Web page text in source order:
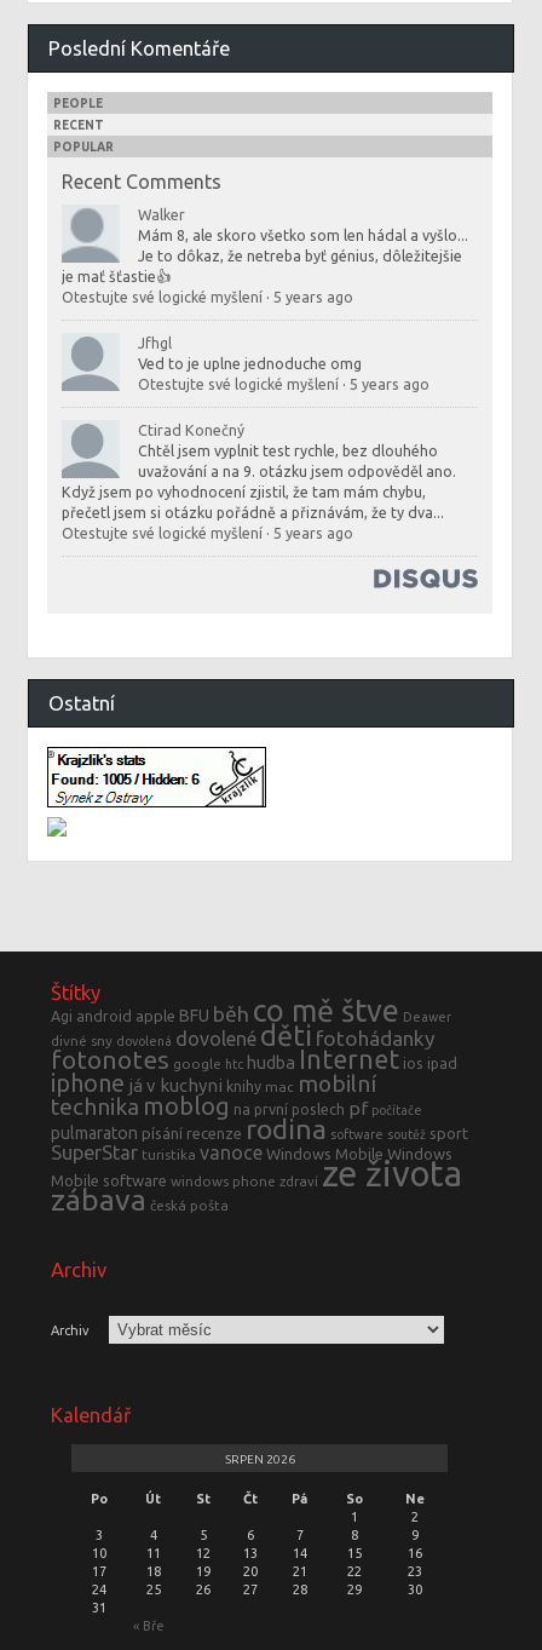
Poslední Komentáře
PEOPLE
RECENT
POPULAR
Recent Comments
Walker
Mám 8, ale skoro všetko som len hádal a vyšlo...
Je to dôkaz, že netreba byť génius, dôležitejšie
je mať šťastie👍
Otestujte své logické myšlení · 5 years ago
Jfhgl
Ved to je uplne jednoduche omg
Otestujte své logické myšlení · 5 years ago
Ctirad Konečný
Chtěl jsem vyplnit test rychle, bez dlouhého
uvažování a na 9. otázku jsem odpověděl ano.
Když jsem po vyhodnocení zjistil, že tam mám chybu,
přečetl jsem si otázku pořádně a přiznávám, že ty dva...
Otestujte své logické myšlení · 5 years ago
Ostatní
Štítky
Agi android apple BFU běh co mě štve Deawer
divné sny dovolená dovolené děti fotohádanky
fotonotes google htc hudba Internet ios ipad
iphone já v kuchyni knihy mac mobilní
technika moblog na první poslech pf počítače
pulmaraton písání recenze rodina software soutěž sport
SuperStar turistika vanoce Windows Mobile Windows
Mobile software windows phone zdraví ze života
zábava česká pošta
Archiv
Archiv
Kalendář
SRPEN 2026
Po Út St Čt Pá So Ne
« Bře
1
2
3
4 5 6 7 8
9
10
11 12 13 14 15
16
17
18 19 20 21 22
23
24
25 26 27 28 29
30
31